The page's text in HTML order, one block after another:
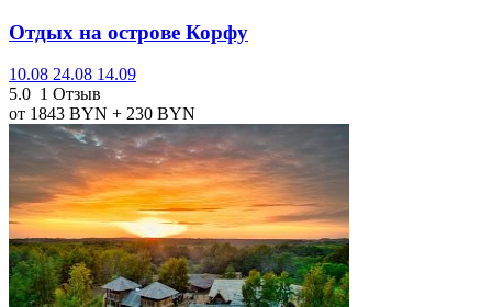
Отдых на острове Корфу
10.08 24.08 14.09
5.0 1 Отзыв
от 1843 BYN + 230 BYN